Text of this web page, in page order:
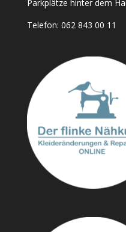
Parkplätze hinter dem
Telefon: 062 843 00 11